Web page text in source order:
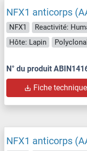
NFX1 anticorps
NFX1 Reactivité:
Hôte: Lapin
Polyclonal
N° du produit
Fiche technique
NFX1 anticorps